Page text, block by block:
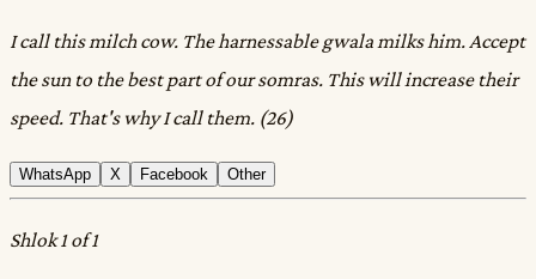
I call this milch cow. The harnessable gwala milks him. Accept
the sun to the best part of our somras. This will increase their
speed. That's why I call them. (26)
WhatsApp X Facebook Other
Shlok 1 of 1